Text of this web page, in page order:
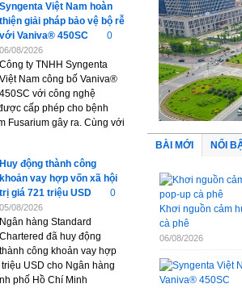
Syngenta Việt Nam hoàn
thiện giải pháp bảo vệ bộ rễ
với Vaniva® 450SC
0
06/08/2026
Công ty TNHH Syngenta
Việt Nam công bố Vaniva®
450SC với công nghệ
cấp phép cho bệnh
Fusarium gây ra. Cùng với
Huy động thành công
khoản vay hợp vốn xã hội
trị giá 721 triệu USD
0
05/08/2026
Ngân hàng Standard
Chartered đã huy động
thành công khoản vay hợp
USD cho Ngân hàng
phố Hồ Chí Minh
BÀI MỚI NỔI
Khơi nguồn cảm
cà phê
06/08/2026